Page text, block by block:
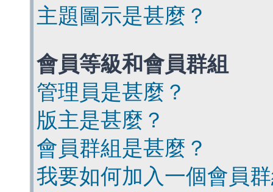
主題圖示是甚麼？
會員等級和會員群組
管理員是甚麼？
版主是甚麼？
會員群組是甚麼？
我要如何加入一個會員